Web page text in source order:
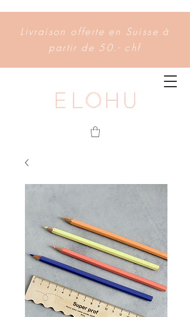
Livraison offerte en Suisse à
partir de 50.- chf